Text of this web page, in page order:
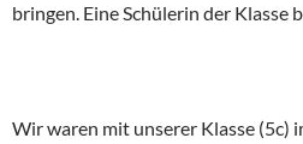
bringen. Eine Schülerin der Klasse
Wir waren mit unserer Klasse (5c)